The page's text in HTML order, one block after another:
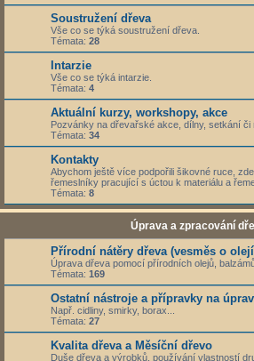
Soustružení dřeva
Vše co se týká soustružení dřeva.
Témata: 28
Intarzie
Vše co se týká intarzie.
Témata: 4
Aktuální kurzy, workshopy, akce
Pozvánky na dřevařské akce, dílny, setkání či
Témata: 34
Kontakty
Abychom ještě více podpořili šikovné ruce,
řemeslníky pracující s úctou k materiálu a
Témata: 8
Úprava a zpracování
Přírodní nátěry dřeva (vesměs o
Úprava dřeva pomocí přírodních olejů,
Témata: 169
Ostatní nástroje a přípravky na
Např. cidliny, smirky, borax...
Témata: 27
Kvalita dřeva a Měsíční dřevo
Duše dřeva a výrobků, používání vlastností